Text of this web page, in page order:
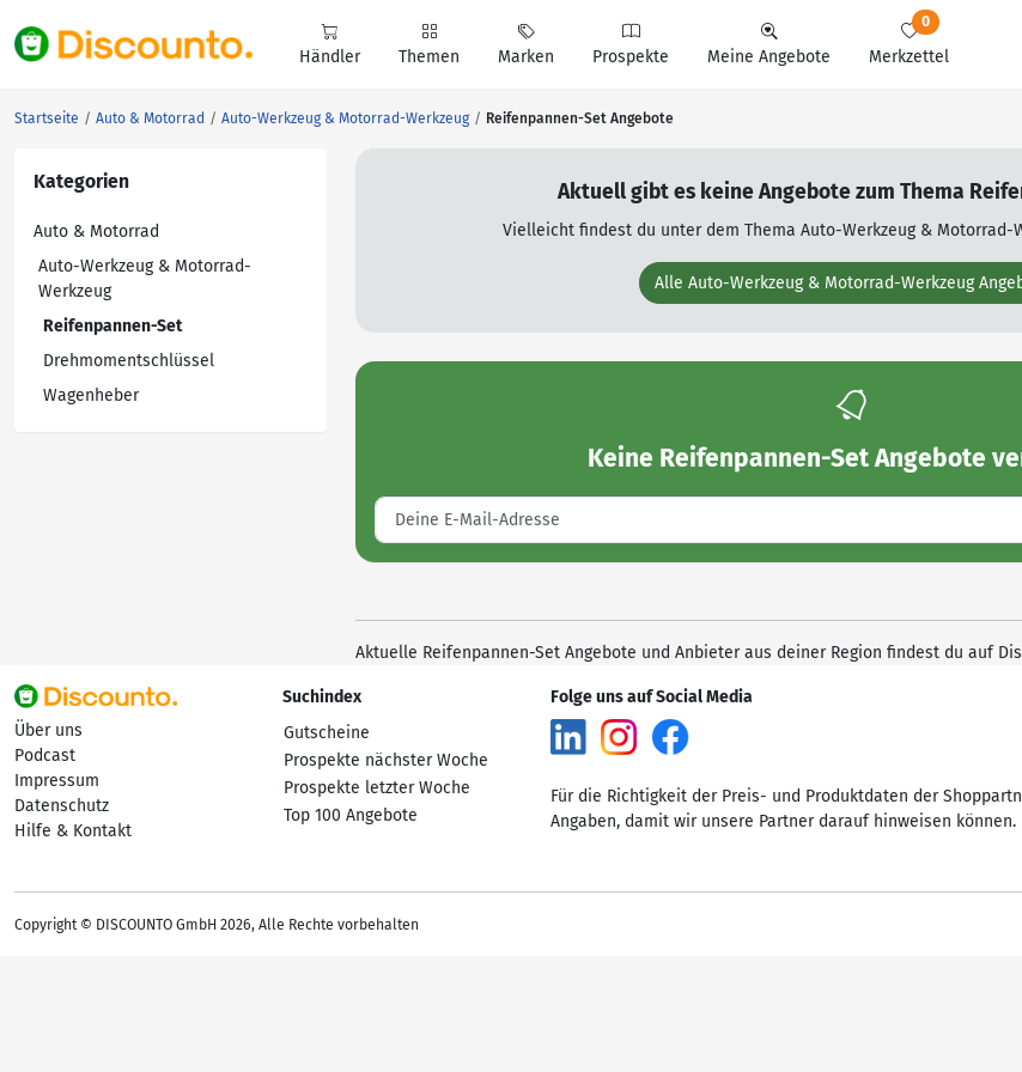
Händler Themen Marken Prospekte Meine Angebote Merkzettel
0
Startseite Auto & Motorrad Auto-Werkzeug & Motorrad-Werkzeug Reifenpannen-Set Angebote
Kategorien
Auto & Motorrad
Auto-Werkzeug & Motorrad-
Werkzeug
Reifenpannen-Set
Drehmomentschlüssel
Wagenheber
Aktuell gibt es keine Angebote zum Thema
Vielleicht findest du unter dem Thema Auto-Werkzeug & Motorrad-
Alle Auto-Werkzeug & Motorrad-Werkzeug
Keine Reifenpannen-Set Angebote
Aktuelle Reifenpannen-Set Angebote und Anbieter aus deiner Region findest du auf
Über uns
Podcast
Impressum
Datenschutz
Hilfe & Kontakt
Suchindex
Gutscheine
Prospekte nächster Woche
Prospekte letzter Woche
Top 100 Angebote
Folge uns auf Social Media
Für die Richtigkeit der Preis- und Produktdaten der
Angaben, damit wir unsere Partner darauf hinweisen können.
Copyright © DISCOUNTO GmbH 2026, Alle Rechte vorbehalten